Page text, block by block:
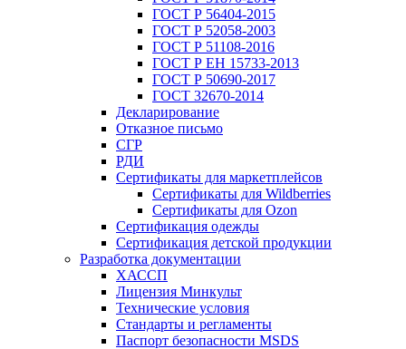
ГОСТ Р 56404-2015
ГОСТ Р 52058-2003
ГОСТ Р 51108-2016
ГОСТ Р ЕН 15733-2013
ГОСТ Р 50690-2017
ГОСТ 32670-2014
Декларирование
Отказное письмо
СГР
РДИ
Сертификаты для маркетплейсов
Сертификаты для Wildberries
Сертификаты для Ozon
Сертификация одежды
Сертификация детской продукции
Разработка документации
ХАССП
Лицензия Минкульт
Технические условия
Стандарты и регламенты
Паспорт безопасности MSDS